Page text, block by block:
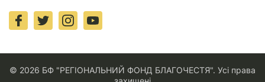
© 2026 БФ "РЕГІОНАЛЬНИЙ ФОНД БЛАГОЧЕСТЯ". Усі права